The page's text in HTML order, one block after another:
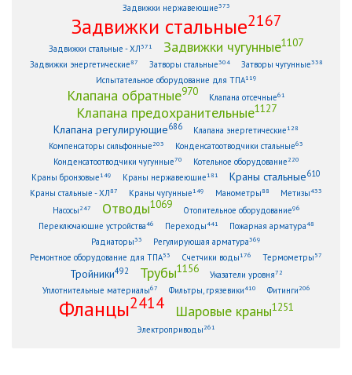
Задвижки нержавеющие373
Задвижки стальные2167
Задвижки стальные - ХЛ371 Задвижки чугунные1107
Задвижки энергетические87 Затворы стальные304 Затворы чугунные338
Испытательное оборудование для ТПА119
Клапана обратные970 Клапана отсечные61
Клапана предохранительные1127
Клапана регулирующие686 Клапана энергетические128
Компенсаторы сильфонные 203 Конденсатоотводчики стальные63
Конденсатоотводчики чугунные70 Котельное оборудование 220
Краны бронзовые149 Краны нержавеющие181 Краны стальные610
Краны стальные - ХЛ87 Краны чугунные149 Манометры88 Метизы433
Насосы 247 Отводы1069 Отопительное оборудование96
Переключающие устройства46 Переходы441 Пожарная арматура48
Радиаторы33 Регулирующая арматура369
Ремонтное оборудование для ТПА53 Счетчики воды176 Термометры 57
Тройники492 Трубы1156 Указатели уровня72
Уплотнительные материалы67 Фильтры, грязевики410 Фитинги 206
Фланцы2414 Шаровые краны1251
Электроприводы 261